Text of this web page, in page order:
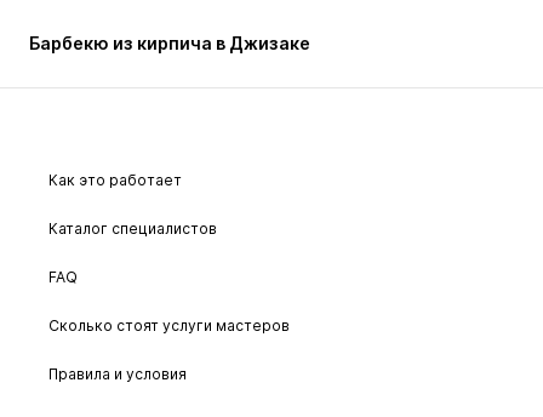
Барбекю из кирпича в Джизаке
Как это работает
Каталог специалистов
FAQ
Сколько стоят услуги мастеров
Правила и условия